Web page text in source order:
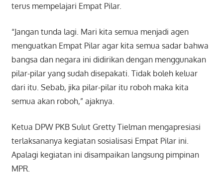
terus mempelajari Empat Pilar.
“Jangan tunda lagi. Mari kita semua menjadi agen
menguatkan Empat Pilar agar kita semua sadar bahwa
bangsa dan negara ini didirikan dengan menggunakan
pilar-pilar yang sudah disepakati. Tidak boleh keluar
dari itu. Sebab, jika pilar-pilar itu roboh maka kita
semua akan roboh,” ajaknya.
Ketua DPW PKB Sulut Gretty Tielman mengapresiasi
terlaksananya kegiatan sosialisasi Empat Pilar ini.
Apalagi kegiatan ini disampaikan langsung pimpinan
MPR.